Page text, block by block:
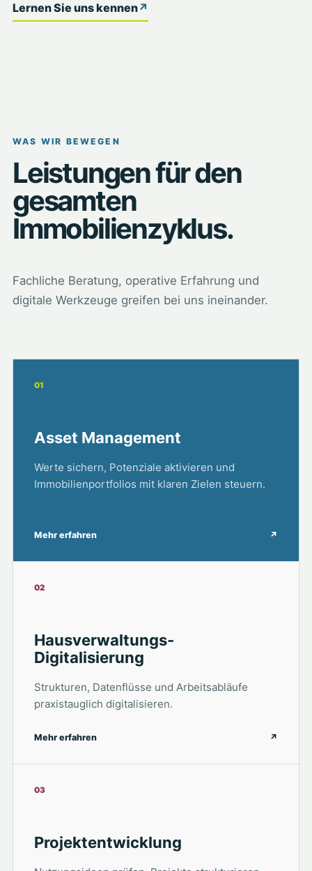
Lernen Sie uns kennen↗
WAS WIR BEWEGEN
Leistungen für den
gesamten
Immobilienzyklus.
Fachliche Beratung, operative Erfahrung und
digitale Werkzeuge greifen bei uns ineinander.
01
Asset Management
Werte sichern, Potenziale aktivieren und
Immobilienportfolios mit klaren Zielen steuern.
Mehr erfahren ↗
02
Hausverwaltungs-
Digitalisierung
Strukturen, Datenflüsse und Arbeitsabläufe
praxistauglich digitalisieren.
Mehr erfahren ↗
03
Projektentwicklung